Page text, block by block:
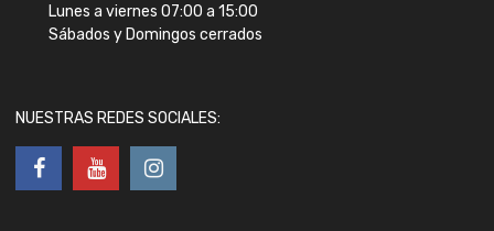
Lunes a viernes 07:00 a 15:00
Sábados y Domingos cerrados
NUESTRAS REDES SOCIALES: